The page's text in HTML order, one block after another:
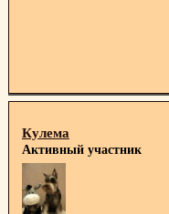
Кулема
Активный участник